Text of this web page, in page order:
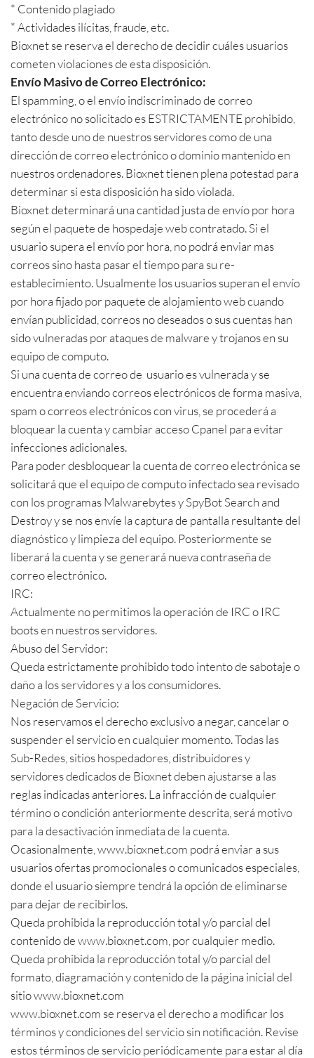
* Contenido plagiado
* Actividades ilícitas, fraude, etc.
Bioxnet se reserva el derecho de decidir cuáles usuarios
cometen violaciones de esta disposición.
Envío Masivo de Correo Electrónico:
El spamming, o el envío indiscriminado de correo
electrónico no solicitado es ESTRICTAMENTE prohibido,
tanto desde uno de nuestros servidores como de una
dirección de correo electrónico o dominio mantenido en
nuestros ordenadores. Bioxnet tienen plena potestad para
determinar si esta disposición ha sido violada.
Bioxnet determinará una cantidad justa de envío por hora
según el paquete de hospedaje web contratado. Si el
usuario supera el envío por hora, no podrá enviar mas
correos sino hasta pasar el tiempo para su re-
establecimiento. Usualmente los usuarios superan el envío
por hora fijado por paquete de alojamiento web cuando
envían publicidad, correos no deseados o sus cuentas han
sido vulneradas por ataques de malware y trojanos en su
equipo de computo.
Si una cuenta de correo de usuario es vulnerada y se
encuentra enviando correos electrónicos de forma masiva,
spam o correos electrónicos con virus, se procederá a
bloquear la cuenta y cambiar acceso Cpanel para evitar
infecciones adicionales.
Para poder desbloquear la cuenta de correo electrónica se
solicitará que el equipo de computo infectado sea revisado
con los programas Malwarebytes y SpyBot Search and
Destroy y se nos envíe la captura de pantalla resultante del
diagnóstico y limpieza del equipo. Posteriormente se
liberará la cuenta y se generará nueva contraseña de
correo electrónico.
IRC:
Actualmente no permitimos la operación de IRC o IRC
boots en nuestros servidores.
Abuso del Servidor:
Queda estrictamente prohibido todo intento de sabotaje o
daño a los servidores y a los consumidores.
Negación de Servicio:
Nos reservamos el derecho exclusivo a negar, cancelar o
suspender el servicio en cualquier momento. Todas las
Sub-Redes, sitios hospedadores, distribuidores y
servidores dedicados de Bioxnet deben ajustarse a las
reglas indicadas anteriores. La infracción de cualquier
término o condición anteriormente descrita, será motivo
para la desactivación inmediata de la cuenta.
Ocasionalmente, www.bioxnet.com podrá enviar a sus
usuarios ofertas promocionales o comunicados especiales,
donde el usuario siempre tendrá la opción de eliminarse
para dejar de recibirlos.
Queda prohibida la reproducción total y/o parcial del
contenido de www.bioxnet.com, por cualquier medio.
Queda prohibida la reproducción total y/o parcial del
formato, diagramación y contenido de la página inicial del
sitio www.bioxnet.com
www.bioxnet.com se reserva el derecho a modificar los
términos y condiciones del servicio sin notificación. Revise
estos términos de servicio periódicamente para estar al día